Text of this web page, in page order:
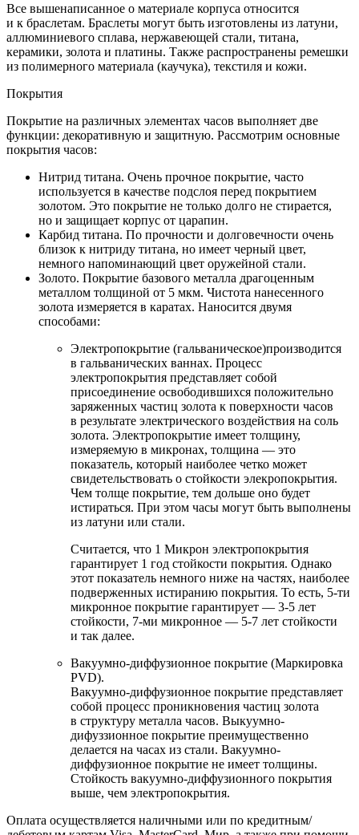
Все вышенаписанное о материале корпуса относится
и к браслетам. Браслеты могут быть изготовлены из латуни,
аллюминиевого сплава, нержавеющей стали, титана,
керамики, золота и платины. Также распространены ремешки
из полимерного материала (каучука), текстиля и кожи.
Покрытия
Покрытие на различных элементах часов выполняет две
функции: декоративную и защитную. Рассмотрим основные
покрытия часов:
Нитрид титана. Очень прочное покрытие, часто
используется в качестве подслоя перед покрытием
золотом. Это покрытие не только долго не стирается,
но и защищает корпус от царапин.
Карбид титана. По прочности и долговечности очень
близок к нитриду титана, но имеет черный цвет,
немного напоминающий цвет оружейной стали.
Золото. Покрытие базового металла драгоценным
металлом толщиной от 5 мкм. Чистота нанесенного
золота измеряется в каратах. Наносится двумя
способами:
Электропокрытие (гальваническое)производится
в гальванических ваннах. Процесс
электропокрытия представляет собой
присоединение освободившихся положительно
заряженных частиц золота к поверхности часов
в результате электрического воздействия на соль
золота. Электропокрытие имеет толщину,
измеряемую в микронах, толщина — это
показатель, который наиболее четко может
свидетельствовать о стойкости элекропокрытия.
Чем толще покрытие, тем дольше оно будет
истираться. При этом часы могут быть выполнены
из латуни или стали.
Считается, что 1 Микрон электропокрытия
гарантирует 1 год стойкости покрытия. Однако
этот показатель немного ниже на частях, наиболее
подверженных истиранию покрытия. То есть, 5-ти
микронное покрытие гарантирует — 3-5 лет
стойкости, 7-ми микронное — 5-7 лет стойкости
и так далее.
Вакуумно-диффузионное покрытие (Маркировка
PVD).
Вакуумно-диффузионное покрытие представляет
собой процесс проникновения частиц золота
в структуру металла часов. Выкуумно-
дифуззионное покрытие преимущественно
делается на часах из стали. Вакуумно-
диффузионное покрытие не имеет толщины.
Стойкость вакуумно-диффузионного покрытия
выше, чем электропокрытия.
Оплата осуществляется наличными или по кредитным/